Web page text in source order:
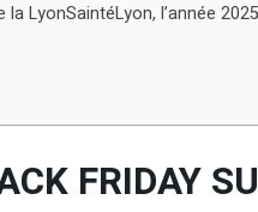
LyonSaintéLyon, l’année
FRIDAY